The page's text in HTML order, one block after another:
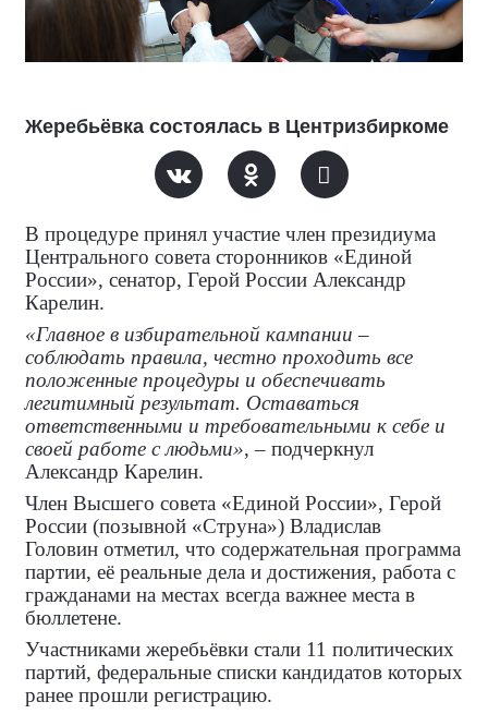
Жеребьёвка состоялась в Центризбиркоме
В процедуре принял участие член президиума
Центрального совета сторонников «Единой
России», сенатор, Герой России Александр
Карелин.
«Главное в избирательной кампании –
соблюдать правила, честно проходить все
положенные процедуры и обеспечивать
легитимный результат. Оставаться
ответственными и требовательными к себе и
своей работе с людьми», – подчеркнул
Александр Карелин.
Член Высшего совета «Единой России», Герой
России (позывной «Струна») Владислав
Головин отметил, что содержательная программа
партии, её реальные дела и достижения, работа с
гражданами на местах всегда важнее места в
бюллетене.
Участниками жеребьёвки стали 11 политических
партий, федеральные списки кандидатов которых
ранее прошли регистрацию.